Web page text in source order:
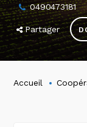
0490473181
Partager
Accueil